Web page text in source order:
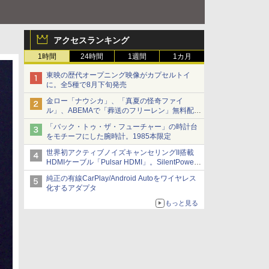
アクセスランキング
1時間 24時間 1週間 1カ月
東映の歴代オープニング映像がカプセルトイ
に。全5種で8月下旬発売
金ロー「ナウシカ」、「真夏の怪奇ファイ
ル」、ABEMAで「葬送のフリーレン」無料配信
など。夏の特番・配信情報
「バック・トゥ・ザ・フューチャー」の時計台
をモチーフにした腕時計。1985本限定
世界初アクティブノイズキャンセリングII搭載
HDMIケーブル「Pulsar HDMI」。SilentPower
から
純正の有線CarPlay/Android Autoをワイヤレス
化するアダプタ
もっと見る